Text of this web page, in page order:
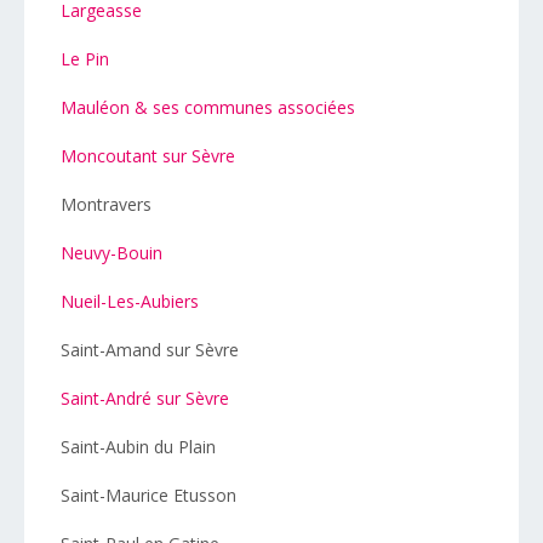
Largeasse
Le Pin
Mauléon & ses communes associées
Moncoutant sur Sèvre
Montravers
Neuvy-Bouin
Nueil-Les-Aubiers
Saint-Amand sur Sèvre
Saint-André sur Sèvre
Saint-Aubin du Plain
Saint-Maurice Etusson